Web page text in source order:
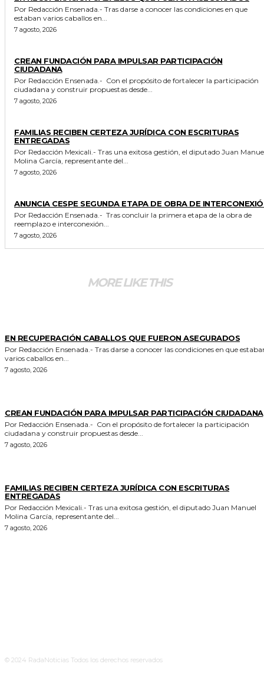
Por Redacción Ensenada.- Tras darse a conocer las condiciones en que
estaban varios caballos en...
7 agosto, 2026
CREAN FUNDACIÓN PARA IMPULSAR PARTICIPACIÓN
CIUDADANA
Por Redacción Ensenada.- Con el propósito de fortalecer la participación
ciudadana y construir propuestas desde...
7 agosto, 2026
FAMILIAS RECIBEN CERTEZA JURÍDICA CON ESCRITURAS
ENTREGADAS
Por Redacción Mexicali.- Tras una exitosa gestión, el diputado Juan Manuel
Molina García, representante del...
7 agosto, 2026
ANUNCIA CESPE SEGUNDA ETAPA DE OBRA DE
Por Redacción Ensenada.- Tras concluir la primera etapa de la obra de
reemplazo e interconexión...
7 agosto, 2026
MORE LIKE THIS
EN RECUPERACIÓN CABALLOS QUE FUERON ASEGURADOS
Por Redacción Ensenada.- Tras darse a conocer las condiciones en que estaban
varios caballos en...
7 agosto, 2026
CREAN FUNDACIÓN PARA IMPULSAR PARTICIPACIÓN CIUDADANA
Por Redacción Ensenada.- Con el propósito de fortalecer la participación
ciudadana y construir propuestas desde...
7 agosto, 2026
FAMILIAS RECIBEN CERTEZA JURÍDICA CON ESCRITURAS
ENTREGADAS
Por Redacción Mexicali.- Tras una exitosa gestión, el diputado Juan Manuel
Molina García, representante del...
7 agosto, 2026
© 2024 RadaNoticias Todos los derechos reservados